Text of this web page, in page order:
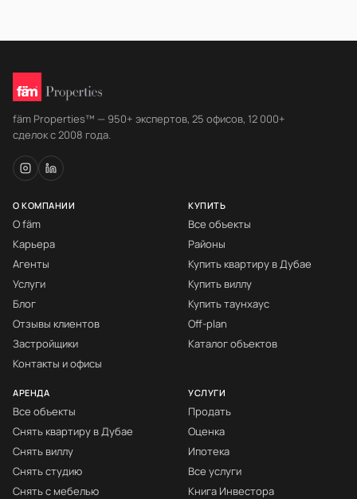
fäm Properties™ — 950+ экспертов, 25 офисов, 12 000+
сделок с 2008 года.
О КОМПАНИИ
О fäm
Карьера
Агенты
Услуги
Блог
Отзывы клиентов
Застройщики
Контакты и офисы
КУПИТЬ
Все объекты
Районы
Купить квартиру в Дубае
Купить виллу
Купить таунхаус
Off-plan
Каталог объектов
АРЕНДА
Все объекты
Снять квартиру в Дубае
Снять виллу
Снять студию
Снять с мебелью
УСЛУГИ
Продать
Оценка
Ипотека
Все услуги
Книга Инвестора